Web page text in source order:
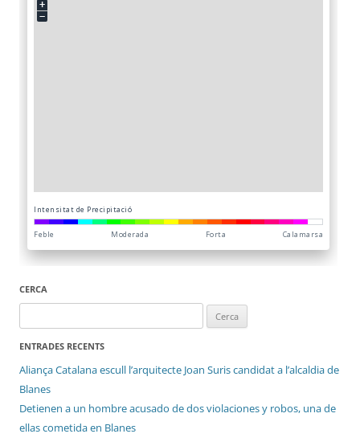
CERCA
ENTRADES RECENTS
Aliança Catalana escull l’arquitecte Joan Suris candidat a l’alcaldia de
Blanes
Detienen a un hombre acusado de dos violaciones y robos, una de
ellas cometida en Blanes